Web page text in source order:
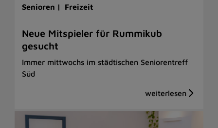
Senioren | Freizeit
Neue Mitspieler für Rummikub
gesucht
Immer mittwochs im städtischen Seniorentreff
Süd